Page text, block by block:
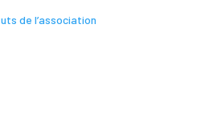
de l’association